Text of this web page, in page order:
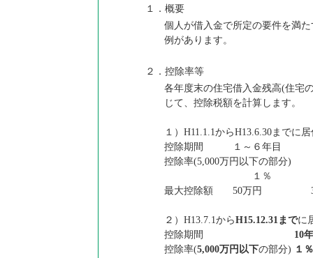
１．概要
個人が借入金で所定の要件を満
例があります。
２．控除率等
各年度末の住宅借入金残高(住宅
じて、控除税額を計算します。
１）H11.1.1からH13.6.30までに居
控除期間 １～６年目 ７
控除率(5,000万円以下の部分)
１％
最大控除額 50万円
２）H13.7.1からH15.12.31までに
控除期間 10
控除率(5,000万円以下の部分) １％